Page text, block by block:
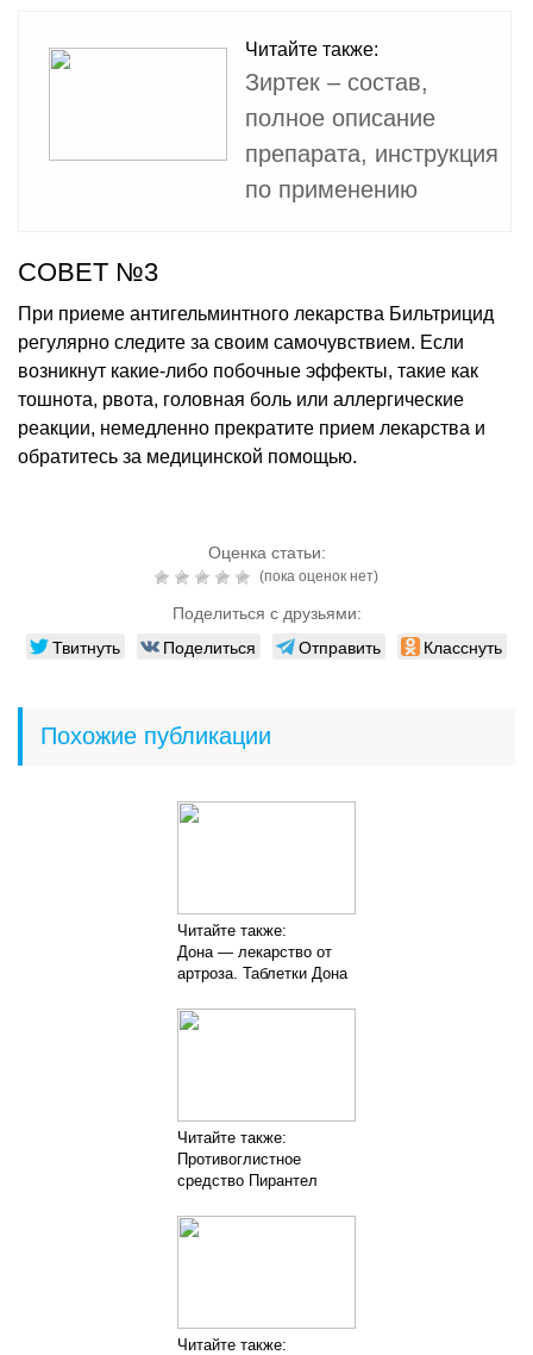
Читайте также:
Зиртек – состав,
полное описание
препарата, инструкция
по применению
СОВЕТ №3
При приеме антигельминтного лекарства Бильтрицид
регулярно следите за своим самочувствием. Если
возникнут какие-либо побочные эффекты, такие как
тошнота, рвота, головная боль или аллергические
реакции, немедленно прекратите прием лекарства и
обратитесь за медицинской помощью.
Оценка статьи:
(пока оценок нет)
Поделиться с друзьями:
Твитнуть Поделиться Отправить Класснуть
Похожие публикации
Читайте также:
Дона — лекарство от
артроза. Таблетки Дона
Читайте также:
Противоглистное
средство Пирантел
Читайте также: